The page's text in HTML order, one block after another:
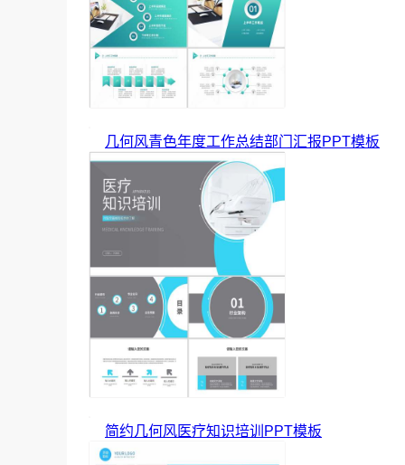
几何风青色年度工作总结部门汇报PPT模板
简约几何风医疗知识培训PPT模板